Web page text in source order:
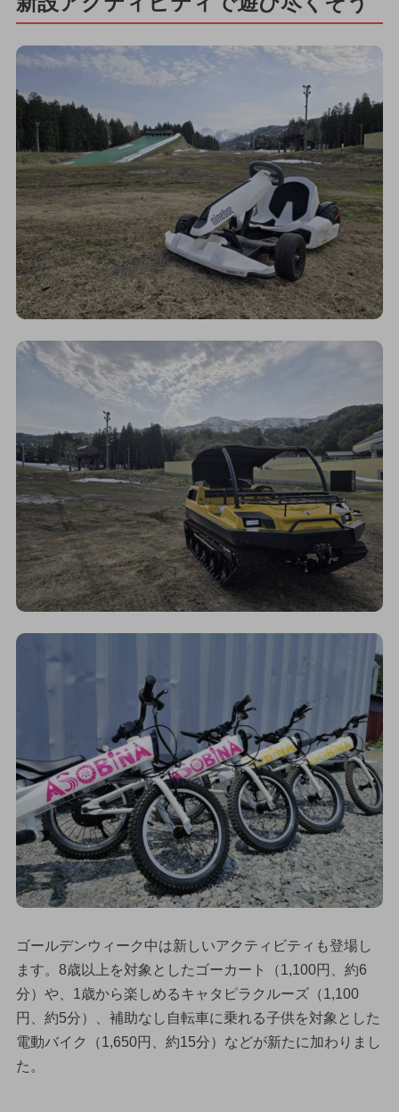
ゴールデンウィーク中は新しいアクティビティも登場し
ます。8歳以上を対象としたゴーカート（1,100円、約6
分）や、1歳から楽しめるキャタピラクルーズ（1,100
円、約5分）、補助なし自転車に乗れる子供を対象とした
電動バイク（1,650円、約15分）などが新たに加わりまし
た。